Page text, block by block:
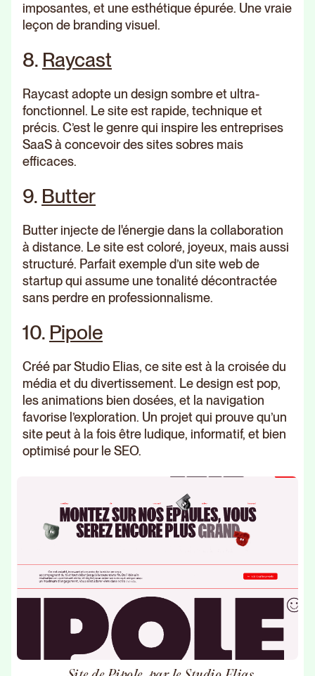
imposantes, et une esthétique épurée. Une vraie
leçon de branding visuel.
8. Raycast
Raycast adopte un design sombre et ultra-
fonctionnel. Le site est rapide, technique et
précis. C’est le genre qui inspire les entreprises
SaaS à concevoir des sites sobres mais
efficaces.
9. Butter
Butter injecte de l'énergie dans la collaboration
à distance. Le site est coloré, joyeux, mais aussi
structuré. Parfait exemple d’un site web de
startup qui assume une tonalité décontractée
sans perdre en professionnalisme.
10. Pipole
Créé par Studio Elias, ce site est à la croisée du
média et du divertissement. Le design est pop,
les animations bien dosées, et la navigation
favorise l’exploration. Un projet qui prouve qu’un
site peut à la fois être ludique, informatif, et bien
optimisé pour le SEO.